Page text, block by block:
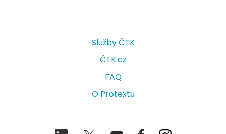
Služby ČTK
ČTK.cz
FAQ
O Protextu